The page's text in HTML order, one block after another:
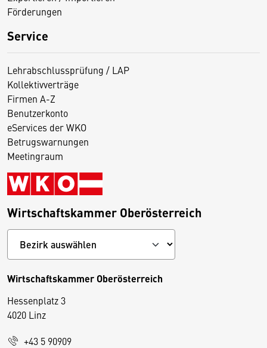
Förderungen
Service
Lehrabschlussprüfung / LAP
Kollektivverträge
Firmen A-Z
Benutzerkonto
eServices der WKO
Betrugswarnungen
Meetingraum
Wirtschaftskammer Oberösterreich
Wirtschaftskammer Oberösterreich
Hessenplatz 3
4020 Linz
+43 5 90909